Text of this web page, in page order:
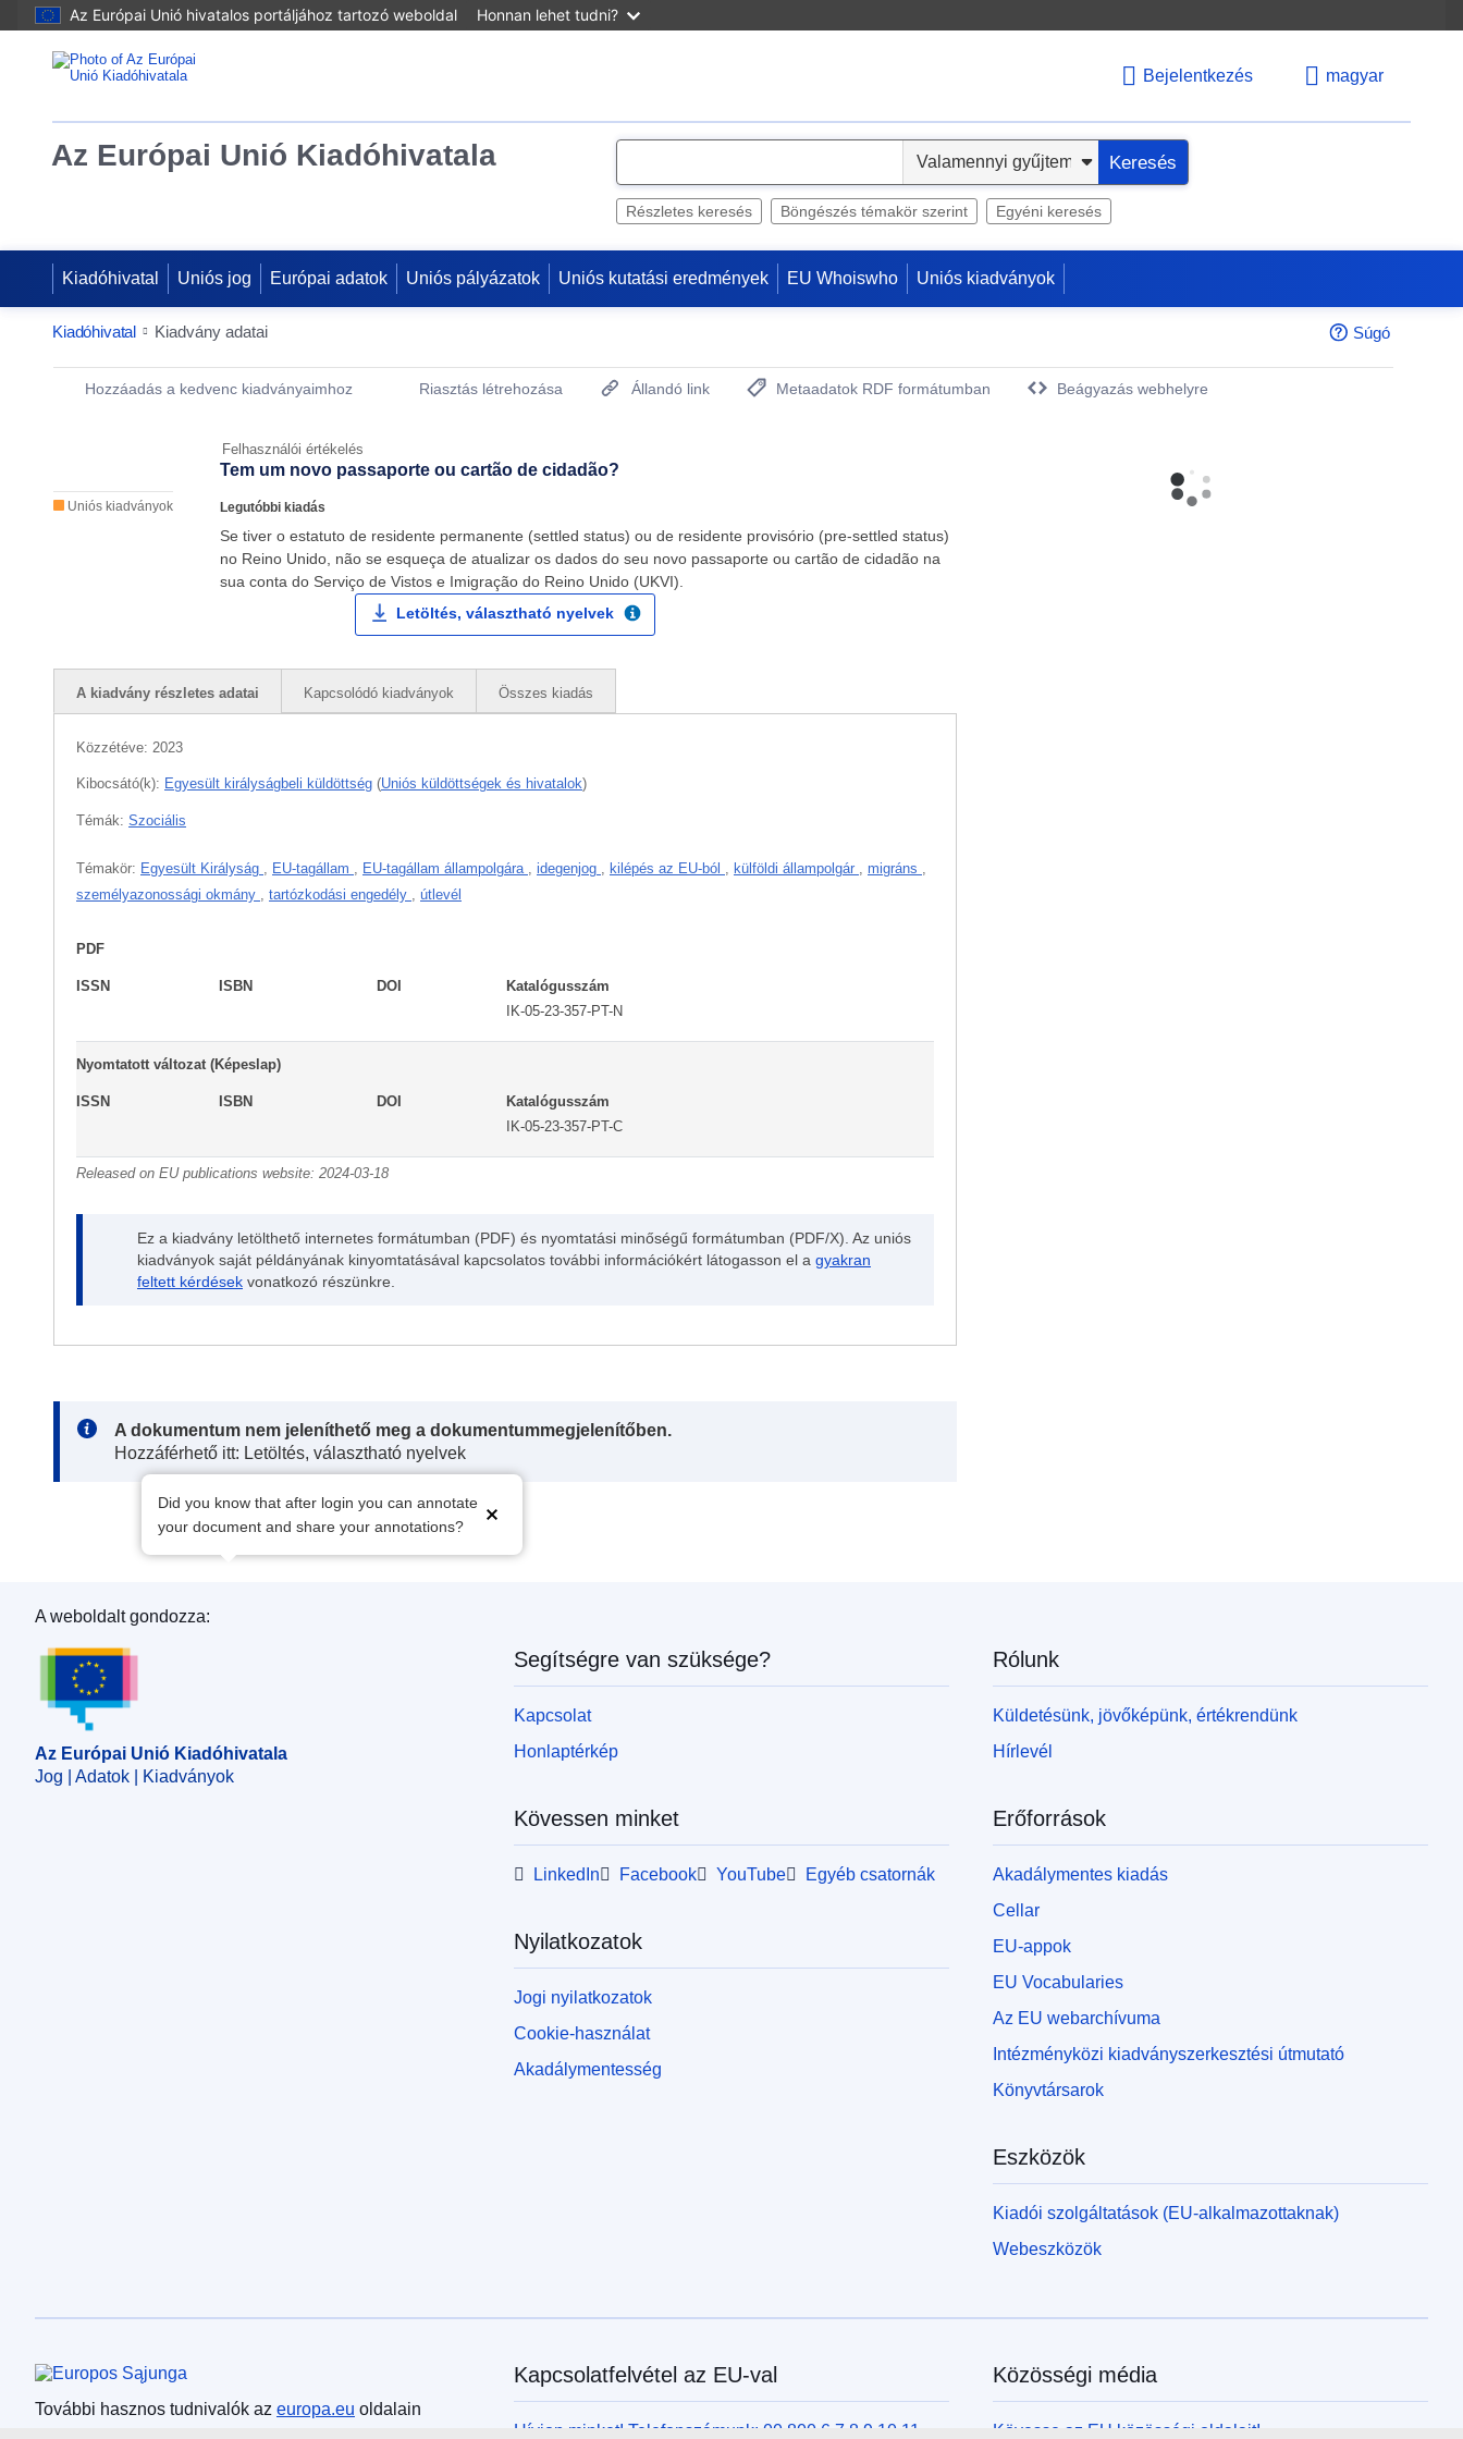
Az Európai Unió hivatalos portáljához tartozó weboldal Honnan lehet tudni?
Bejelentkezés magyar
Az Európai Unió Kiadóhivatala
e
Keresés
Részletes keresés Böngészés témakör szerint Egyéni keresés
Kiadóhivatal Uniós jog Európai adatok Uniós pályázatok Uniós kutatási eredmények EU Whoiswho Uniós kiadványok
Kiadóhivatal Kiadvány adatai Súgó
Publication Detail Actions Portlet
Hozzáadás a kedvenc kiadványaimhoz Riasztás létrehozása Állandó link
Metaadatok RDF formátumban
Beágyazás webhelyre
Felhasználói értékelés
Uniós kiadványok
Tem um novo passaporte ou cartão de cidadão?
Legutóbbi kiadás
Se tiver o estatuto de residente permanente (settled status) ou de residente provisório (pre-settled status)
no Reino Unido, não se esqueça de atualizar os dados do seu novo passaporte ou cartão de cidadão na
sua conta do Serviço de Vistos e Imigração do Reino Unido (UKVI).
Letöltés, választható nyelvek
A kiadvány részletes adatai Kapcsolódó kiadványok Összes kiadás
Közzétéve: 2023
Kibocsátó(k): Egyesült királyságbeli küldöttség (Uniós küldöttségek és hivatalok)
Témák: Szociális
Témakör: Egyesült Királyság EU-tagállam EU-tagállam állampolgára idegenjog kilépés az EU-ból külföldi állampolgár migráns
személyazonossági okmány
tartózkodási engedély útlevél
PDF
ISSN ISBN DOI
Katalógusszám
IK-05-23-357-PT-N
Nyomtatott változat (Képeslap)
ISSN ISBN DOI
Katalógusszám
IK-05-23-357-PT-C
Released on EU publications website: 2024-03-18
Ez a kiadvány letölthető internetes formátumban (PDF) és nyomtatási minőségű formátumban (PDF/X). Az uniós
kiadványok saját példányának kinyomtatásával kapcsolatos további információkért látogasson el a gyakran
feltett kérdések vonatkozó részünkre.
Note:
A dokumentum nem jeleníthető meg a dokumentummegjelenítőben.
Hozzáférhető itt: Letöltés, választható nyelvek
Did you know that after login you can annotate
your document and share your annotations?
Az Európai Unió Kiadóhivatala
A weboldalt gondozza:
Az Európai Unió Kiadóhivatala
Jog | Adatok | Kiadványok
Segítségre van szüksége?
Kapcsolat
Honlaptérkép
Kövessen minket
LinkedIn Facebook YouTube Egyéb csatornák
Nyilatkozatok
Jogi nyilatkozatok
Cookie-használat
Akadálymentesség
Rólunk
Küldetésünk, jövőképünk, értékrendünk
Hírlevél
Erőforrások
Akadálymentes kiadás
Cellar
EU-appok
EU Vocabularies
Az EU webarchívuma
Intézményközi kiadványszerkesztési útmutató
Könyvtársarok
Eszközök
Kiadói szolgáltatások (EU-alkalmazottaknak)
Webeszközök
Európai Unió
További hasznos tudnivalók az europa.eu oldalain
Kapcsolatfelvétel az EU-val
Hívjon minket! Telefonszámunk: 00 800 6 7 8 9 10 11
Közösségi média
Kövesse az EU közösségi oldalait!